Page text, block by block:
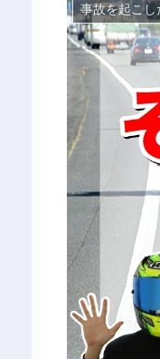
事故を起こし